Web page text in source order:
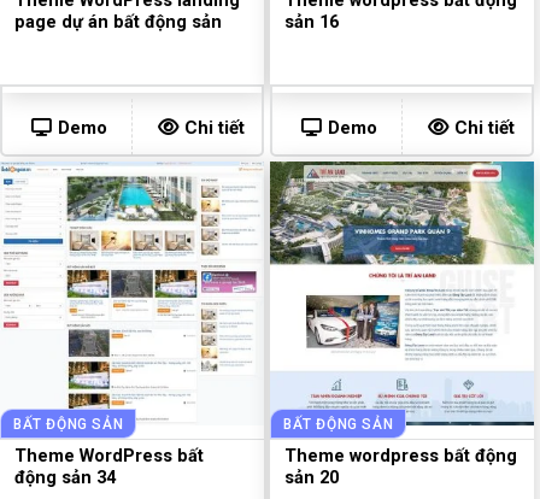
page dự án bất động sản
Demo Chi tiết
sản 16
Demo Chi tiết
BẤT ĐỘNG SẢN
Theme WordPress bất
động sản 34
BẤT ĐỘNG SẢN
Theme wordpress bất động
sản 20